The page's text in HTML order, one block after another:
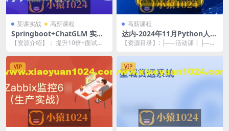
某课实战 高薪课程
Springboot+ChatGLM 实战
AI数字人面试官系统
【资源介绍】： 提升10倍+面试效
经验，结合灵活...
高薪课程
达内-2024年11月Python人工
智能全日制课程
【资源目录】: ├──活动课 | ├──0
VIP VIP